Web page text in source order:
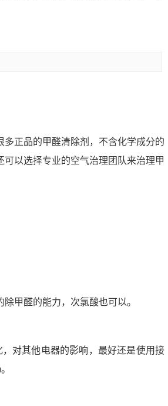
正品的甲醛清除剂，不含化学成分的
以选择专业的空气治理团队来治理甲
甲醛的能力，次氯酸也可以。
对其他电器的影响，最好还是使用接